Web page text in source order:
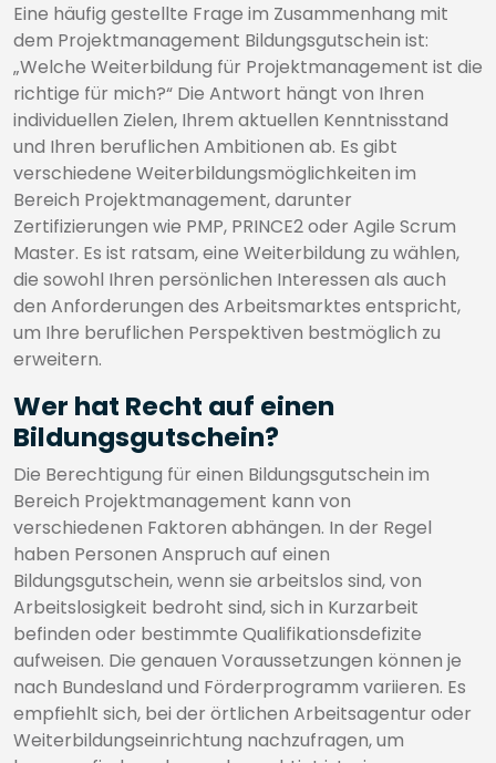
Eine häufig gestellte Frage im Zusammenhang mit
dem Projektmanagement Bildungsgutschein ist:
„Welche Weiterbildung für Projektmanagement ist die
richtige für mich?“ Die Antwort hängt von Ihren
individuellen Zielen, Ihrem aktuellen Kenntnisstand
und Ihren beruflichen Ambitionen ab. Es gibt
verschiedene Weiterbildungsmöglichkeiten im
Bereich Projektmanagement, darunter
Zertifizierungen wie PMP, PRINCE2 oder Agile Scrum
Master. Es ist ratsam, eine Weiterbildung zu wählen,
die sowohl Ihren persönlichen Interessen als auch
den Anforderungen des Arbeitsmarktes entspricht,
um Ihre beruflichen Perspektiven bestmöglich zu
erweitern.
Wer hat Recht auf einen
Bildungsgutschein?
Die Berechtigung für einen Bildungsgutschein im
Bereich Projektmanagement kann von
verschiedenen Faktoren abhängen. In der Regel
haben Personen Anspruch auf einen
Bildungsgutschein, wenn sie arbeitslos sind, von
Arbeitslosigkeit bedroht sind, sich in Kurzarbeit
befinden oder bestimmte Qualifikationsdefizite
aufweisen. Die genauen Voraussetzungen können je
nach Bundesland und Förderprogramm variieren. Es
empfiehlt sich, bei der örtlichen Arbeitsagentur oder
Weiterbildungseinrichtung nachzufragen, um